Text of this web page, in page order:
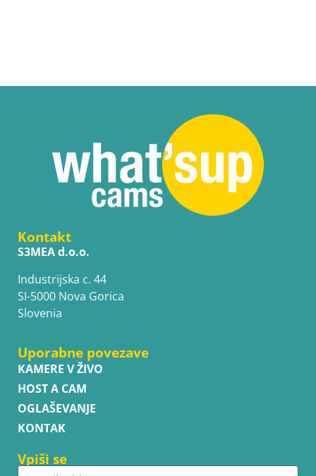
Kontakt
S3MEA d.o.o.
Industrijska c. 44
SI-5000 Nova Gorica
Slovenia
Uporabne povezave
KAMERE V ŽIVO
HOST A CAM
OGLAŠEVANJE
KONTAK
Vpiši se